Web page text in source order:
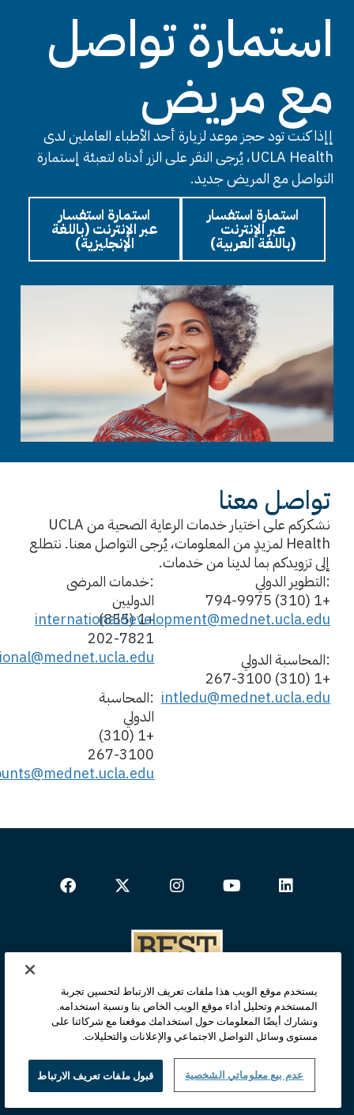
استمارة تواصل
مع مريض
إإذا كنت تود حجز موعد لزيارة أحد الأطباء العاملين لدى
UCLA Health، يُرجى النقر على الزر أدناه لتعبئة إستمارة
التواصل مع المريض جديد.
استمارة استفسار
عبر الإنترنت (باللغة
الإنجليزية)
استمارة استفسار
عبر الإنترنت
(باللغة العربية)
تواصل معنا
نشكركم على اختيار خدمات الرعاية الصحية من UCLA
Health لمزيدٍ من المعلومات، يُرجى التواصل معنا. نتطلع
إلى تزويدكم بما لدينا من خدمات.
:خدمات المرضى
الدوليين
+1 (855)
202-7821
:المحاسبة
الدولي
+1 (310)
267-3100
:التطوير الدولي
+1 (310) 794-9975
internationaldevelopment@mednet.ucla.edu
:المحاسبة الدولي
+1 (310) 267-3100
intledu@mednet.ucla.edu
الصفحة الرئيسية
يستخدم موقع الويب هذا ملفات تعريف الارتباط لتحسين تجربة
المستخدم وتحليل أداء موقع الويب الخاص بنا ونسبة استخدامه.
ونشارك أيضًا المعلومات حول استخدامك موقعنا مع شركائنا على
مستوى وسائل التواصل الاجتماعي والإعلانات والتحليلات.
قبول ملفات تعريف الارتباط عدم بيع معلوماتي الشخصية